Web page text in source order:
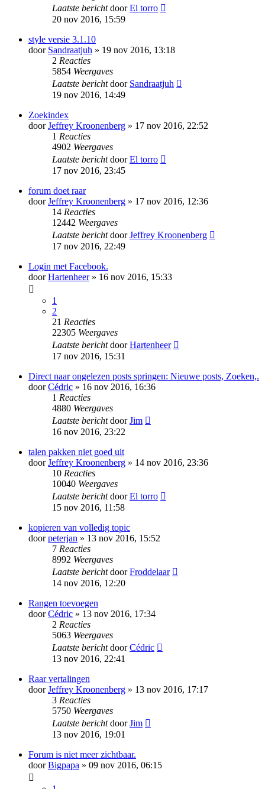
Laatste berichtdoorEl torro
20 nov 2016, 15:59
style versie 3.1.10
door Sandraatjuh » 19 nov 2016, 13:18
2 Reacties
5854 Weergaves
Laatste berichtdoor Sandraatjuh
19 nov 2016, 14:49
Zoekindex
doorJeffrey Kroonenberg » 17 nov 2016, 22:52
1 Reacties
4902 Weergaves
Laatste berichtdoorEl torro
17 nov 2016, 23:45
forum doet raar
doorJeffrey Kroonenberg » 17 nov 2016, 12:36
14 Reacties
12442 Weergaves
Laatste berichtdoorJeffrey Kroonenberg
17 nov 2016, 22:49
Login met Facebook.
doorHartenheer» 16 nov 2016, 15:33
1
2
21 Reacties
22305 Weergaves
Laatste berichtdoorHartenheer
17 nov 2016, 15:31
Direct naar ongelezen posts springen: Nieuwe posts, Zoeken,.
doorCédric » 16 nov 2016, 16:36
1 Reacties
4880 Weergaves
Laatste berichtdoorJim
16 nov 2016, 23:22
talen pakken niet goed uit
doorJeffrey Kroonenberg » 14 nov 2016, 23:36
10 Reacties
10040 Weergaves
Laatste berichtdoorEl torro
15 nov 2016, 11:58
kopieren van volledig topic
doorpeterjan » 13 nov 2016, 15:52
7 Reacties
8992 Weergaves
Laatste berichtdoorFroddelaar
14 nov 2016, 12:20
Rangen toevoegen
doorCédric » 13 nov 2016, 17:34
2 Reacties
5063 Weergaves
Laatste berichtdoorCédric
13 nov 2016, 22:41
Raar vertalingen
doorJeffrey Kroonenberg » 13 nov 2016, 17:17
3 Reacties
5750 Weergaves
Laatste berichtdoorJim
13 nov 2016, 19:01
Forum is niet meer zichtbaar.
doorBigpapa » 09 nov 2016, 06:15